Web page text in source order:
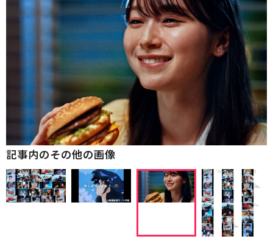
記事内のその他の画像